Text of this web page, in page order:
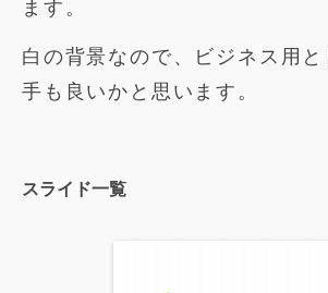
ます。
白の背景なので、ビジネス用
手も良いかと思います。
スライド一覧